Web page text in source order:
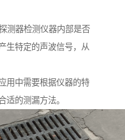
测器检测仪器内部是否
生特定的声波信号，从
用中需要根据仪器的特
适的测漏方法。